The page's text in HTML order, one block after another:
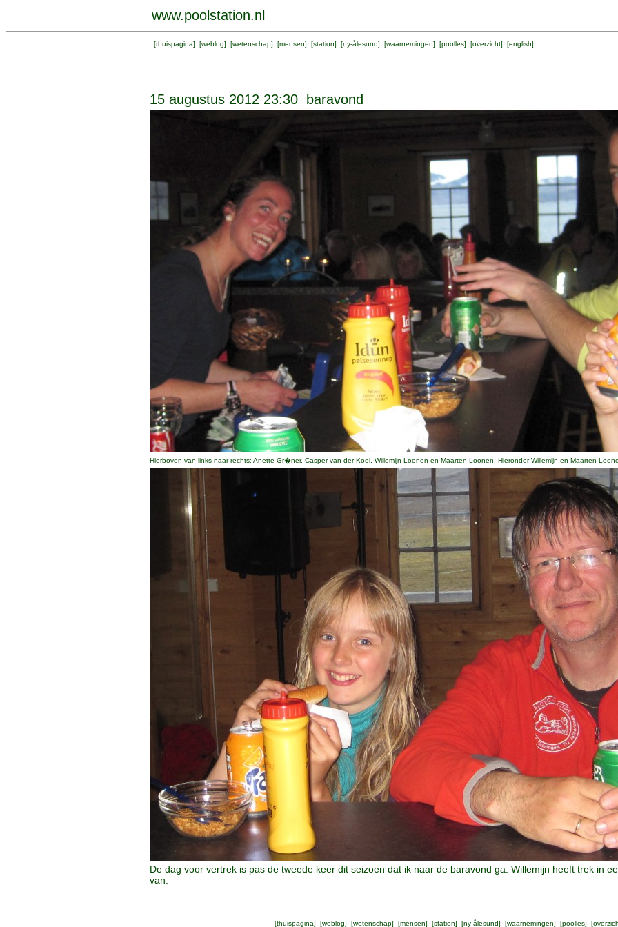
www.poolstation.nl
[thuispagina] [weblog] [wetenschap] [mensen] [station] [ny-ålesund] [waarnemingen] [poolles] [overzicht] [english]
15 augustus 2012 23:30 baravond
Hierboven van links naar rechts: Anette Gr�ner, Casper van der Kooi, Willemijn Loonen en Maarten Loonen. Hieronder Willemijn en Maarten
De dag voor vertrek is pas de tweede keer dit seizoen dat ik naar de baravond ga. Willemijn heeft trek in
van.
[thuispagina] [weblog] [wetenschap] [mensen] [station] [ny-ålesund] [waarnemingen] [poolles] [